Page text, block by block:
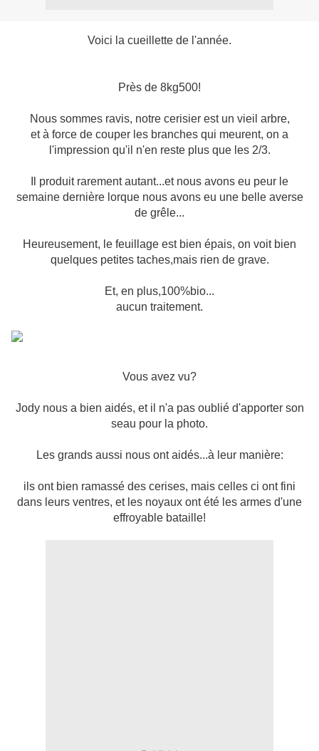
Voici la cueillette de l'année.
Près de 8kg500!
Nous sommes ravis, notre cerisier est un vieil arbre,
et à force de couper les branches qui meurent, on a
l'impression qu'il n'en reste plus que les 2/3.
Il produit rarement autant...et nous avons eu peur le
semaine dernière lorque nous avons eu une belle averse
de grêle...
Heureusement, le feuillage est bien épais, on voit bien
quelques petites taches,mais rien de grave.
Et, en plus,100%bio...
aucun traitement.
Vous avez vu?
Jody nous a bien aidés, et il n'a pas oublié d'apporter son
seau pour la photo.
Les grands aussi nous ont aidés...à leur manière:
ils ont bien ramassé des cerises, mais celles ci ont fini
dans leurs ventres, et les noyaux ont été les armes d'une
effroyable bataille!